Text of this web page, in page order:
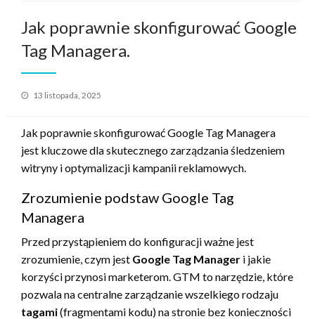
Jak poprawnie skonfigurować Google
Tag Managera.
Opublikowane
13 listopada, 2025
Jak poprawnie skonfigurować Google Tag Managera
jest kluczowe dla skutecznego zarządzania śledzeniem
witryny i optymalizacji kampanii reklamowych.
Zrozumienie podstaw Google Tag
Managera
Przed przystąpieniem do konfiguracji ważne jest
zrozumienie, czym jest Google Tag Manager i jakie
korzyści przynosi marketerom. GTM to narzędzie, które
pozwala na centralne zarządzanie wszelkiego rodzaju
tagami(fragmentami kodu) na stronie bez konieczności